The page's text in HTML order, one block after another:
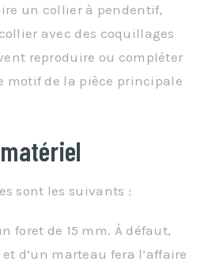
un collier à pendentif,
avec des coquillages
reproduire ou compléter
motif de la pièce principale
sont les suivants :
foret de 15 mm. À défaut,
d’un marteau fera l’affaire